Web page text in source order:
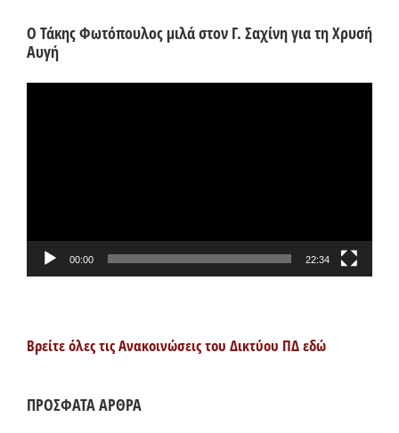
Ο Τάκης Φωτόπουλος μιλά στον Γ. Σαχίνη για τη Χρυσή
Αυγή
00:00 22:34
Βρείτε όλες τις Ανακοινώσεις του Δικτύου ΠΔ εδώ
ΠΡΟΣΦΑΤΑ ΑΡΘΡΑ